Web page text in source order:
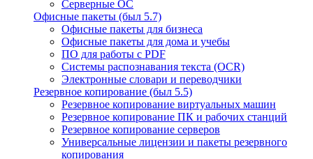
Серверные ОС
Офисные пакеты (был 5.7)
Офисные пакеты для бизнеса
Офисные пакеты для дома и учебы
ПО для работы с PDF
Системы распознавания текста (OCR)
Электронные словари и переводчики
Резервное копирование (был 5.5)
Резервное копирование виртуальных машин
Резервное копирование ПК и рабочих станций
Резервное копирование серверов
Универсальные лицензии и пакеты резервного
копирования